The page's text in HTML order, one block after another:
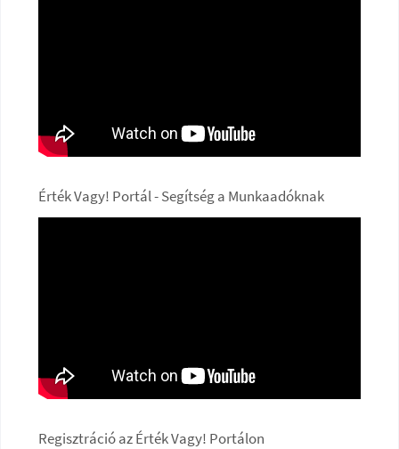
Érték Vagy! Portál - Segítség a Munkaadóknak
Regisztráció az Érték Vagy! Portálon